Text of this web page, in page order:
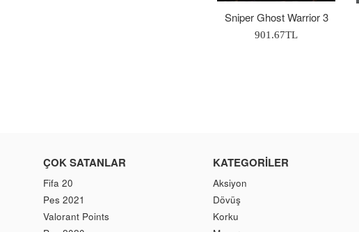
Sniper Ghost Warrior 3
Normal
901.67TL
ÇOK SATANLAR
Fifa 20
Pes 2021
Valorant Points
KATEGORILER
Aksiyon
Dövüş
Korku